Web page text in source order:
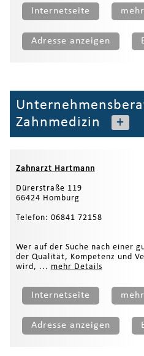
Internetseite
Adresse anzeigen
Zahnmedizin
+
Zahnarzt Hartmann
Dürerstraße 119
66424 Homburg
Telefon: 06841 72158
Wer auf der Suche nach einer
der Qualität, Kompetenz und
wird, ... mehr Details
Internetseite
Adresse anzeigen